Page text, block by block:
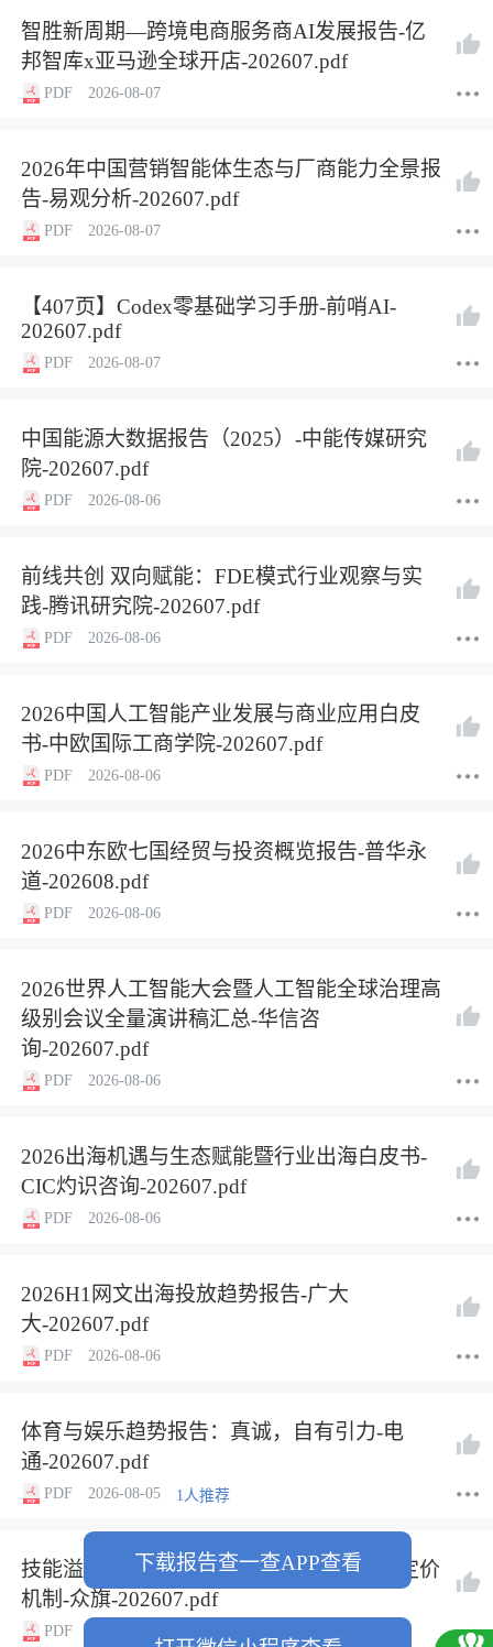
智胜新周期—跨境电商服务商AI发展报告-亿
邦智库x亚马逊全球开店-202607.pdf
PDF 2026-08-07
2026年中国营销智能体生态与厂商能力全景报
告-易观分析-202607.pdf
PDF 2026-08-07
【407页】Codex零基础学习手册-前哨AI-
202607.pdf
PDF 2026-08-07
中国能源大数据报告（2025）-中能传媒研究
院-202607.pdf
PDF 2026-08-06
前线共创 双向赋能：FDE模式行业观察与实
践-腾讯研究院-202607.pdf
PDF 2026-08-06
2026中国人工智能产业发展与商业应用白皮
书-中欧国际工商学院-202607.pdf
PDF 2026-08-06
2026中东欧七国经贸与投资概览报告-普华永
道-202608.pdf
PDF 2026-08-06
2026世界人工智能大会暨人工智能全球治理高
级别会议全量演讲稿汇总-华信咨
询-202607.pdf
PDF 2026-08-06
2026出海机遇与生态赋能暨行业出海白皮书-
CIC灼识咨询-202607.pdf
PDF 2026-08-06
2026H1网文出海投放趋势报告-广大
大-202607.pdf
PDF 2026-08-06
体育与娱乐趋势报告：真诚，自有引力-电
通-202607.pdf
PDF 2026-08-05 1人推荐
技能溢价的重估：AI时代真正稀缺能力的定价
机制-众旗-202607.pdf
PDF
下载报告查一查APP查看